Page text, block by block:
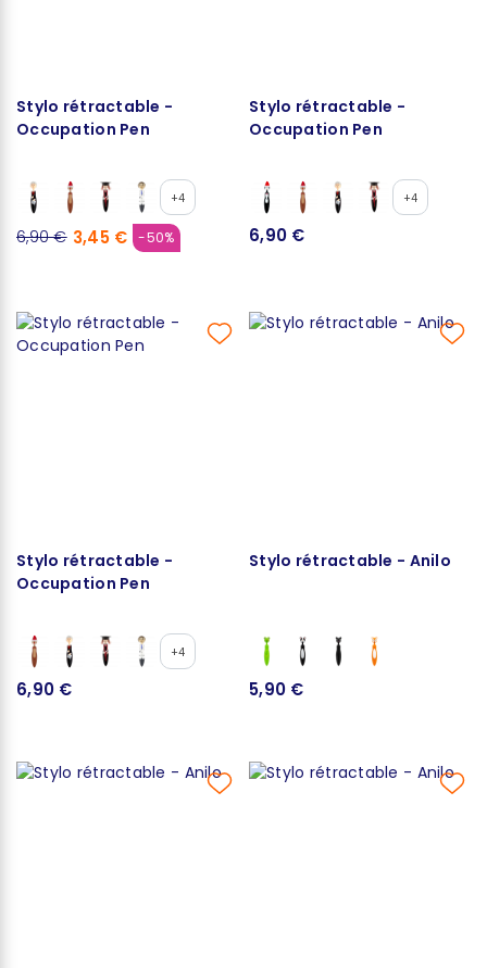
Stylo rétractable -
Occupation Pen
+4
6,90 € 3,45 € -50%
Stylo rétractable -
Occupation Pen
+4
6,90 €
Stylo rétractable -
Occupation Pen
+4
6,90 €
Stylo rétractable - Anilo
5,90 €